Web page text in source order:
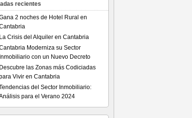
recientes
2 noches de Hotel Rural en
La Crisis del Alquiler en Cantabria
Moderniza su Sector
Inmobiliario con un Nuevo Decreto
Descubre las Zonas más Codiciadas
Vivir en Cantabria
del Sector Inmobiliario:
para el Verano 2024